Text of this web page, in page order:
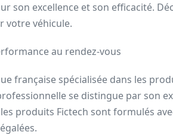
son excellence et son efficacité.
votre véhicule.
au rendez-vous
française spécialisée dans les
se distingue par son
les produits Fictech sont formulés